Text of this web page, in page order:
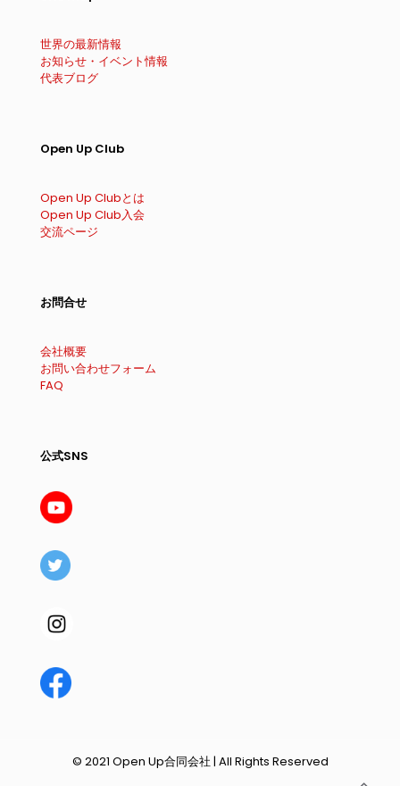
世界の最新情報
お知らせ・イベント情報
代表ブログ
Open Up Club
Open Up Clubとは
Open Up Club入会
交流ページ
お問合せ
会社概要
お問い合わせフォーム
FAQ
公式SNS
© 2021 Open Up合同会社 | All Rights Reserved